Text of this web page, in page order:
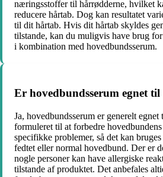
næringsstoffer til hårrødderne, hvilket
reducere hårtab. Dog kan resultatet
til dit hårtab. Hvis dit hårtab skyldes
tilstande, kan du muligvis have brug
i kombination med hovedbundsserum.
Er hovedbundsserum egnet
Ja, hovedbundsserum er generelt
formuleret til at forbedre
specifikke problemer, så det kan
fedtet eller normal hovedbund. Der er
nogle personer kan have allergiske
tilstande af produktet. Det anbefales